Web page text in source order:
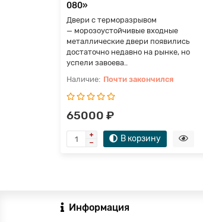
080»
Двери с терморазрывом
— морозоустойчивые входные
металлические двери появились
достаточно недавно на рынке, но
успели завоева..
Почти закончился
65000 ₽
В корзину
Информация